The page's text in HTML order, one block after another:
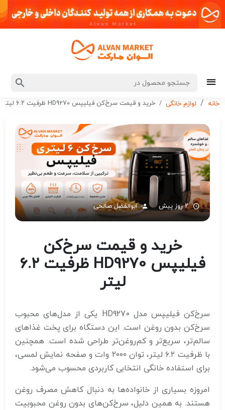
خانه لوازم خانگی خرید و قیمت سرخ‌کن فیلیپس HD9270 ظرفیت ۶.۲ لیتر
۲ روز پیش ابوالفضل صالحی
خرید و قیمت سرخ‌کن
فیلیپس HD9270 ظرفیت ۶.۲
لیتر
سرخ‌کن فیلیپس مدل HD9270 یکی از مدل‌های محبوب
سرخ‌کن بدون روغن است. این دستگاه برای پخت غذاهای
سالم‌تر، سریع‌تر و کم‌روغن‌تر طراحی شده است. همچنین
با ظرفیت ۶.۲ لیتر، توان ۲۰۰۰ وات و صفحه نمایش لمسی،
برای استفاده خانگی انتخابی کاربردی محسوب می‌شود.
امروزه بسیاری از خانواده‌ها به دنبال کاهش مصرف روغن
هستند. به همین دلیل، سرخ‌کن‌های بدون روغن محبوبیت